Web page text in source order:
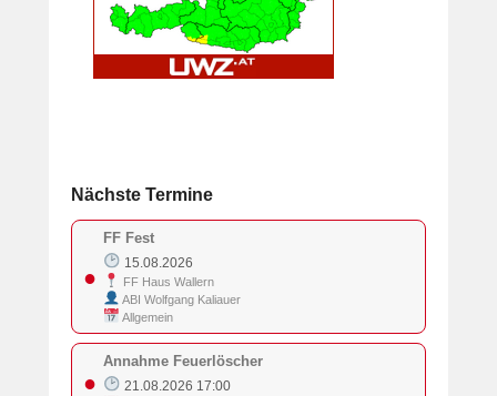
Nächste Termine
●
FF Fest
15.08.2026
FF Haus Wallern
ABI Wolfgang Kaliauer
Allgemein
●
Annahme Feuerlöscher
21.08.2026 17:00